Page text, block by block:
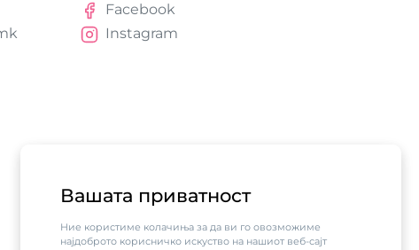
Вашата приватност
Ние користиме колачиња за да ви го овозможиме
најдоброто корисничко искуство на нашиот веб-сајт
Facebook
Instagram